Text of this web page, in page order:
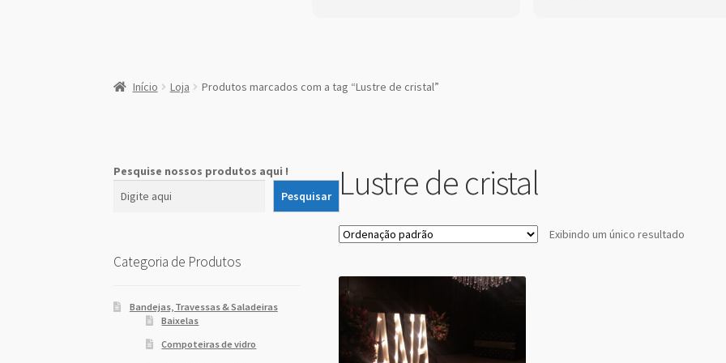
de Início Loja Produtos marcados com a tag “Lustre de cristal”
Lustre de cristal
Exibindo um único resultado
Pesquise nossos produtos aqui !
Pesquisar
Categoria de Produtos
Bandejas, Travessas & Saladeiras
Baixelas
Compoteiras de vidro